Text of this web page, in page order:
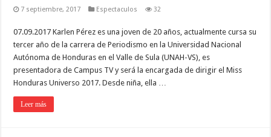
7 septiembre, 2017 Espectaculos 32
07.09.2017 Karlen Pérez es una joven de 20 años, actualmente cursa su
tercer año de la carrera de Periodismo en la Universidad Nacional
Autónoma de Honduras en el Valle de Sula (UNAH-VS), es
presentadora de Campus TV y será la encargada de dirigir el Miss
Honduras Universo 2017. Desde niña, ella …
Leer más